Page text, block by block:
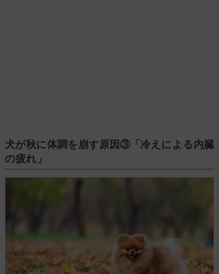
犬が秋に体調を崩す原因③「冷えによる内臓
の疲れ」